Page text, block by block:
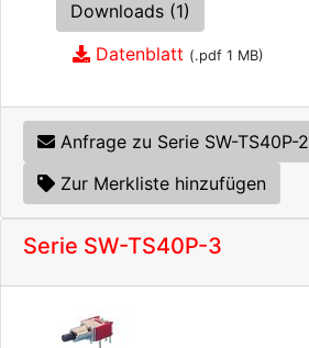
Downloads (1)
Datenblatt (.pdf 1 MB)
Anfrage zu Serie SW-TS40P-2
Zur Merkliste hinzufügen
Serie SW-TS40P-3